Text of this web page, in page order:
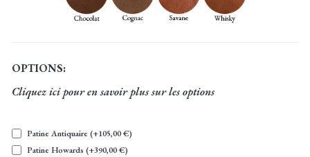
OPTIONS:
Cliquez ici pour en savoir plus sur les options
Patine Antiquaire (+105,00€)
Patine Howards (+390,00€)